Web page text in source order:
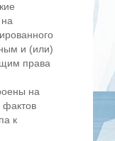
и (или)
права
на
фактов
к